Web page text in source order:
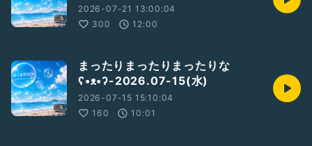
#女性トーカー
#みんな仲良く
#ひとり語り
#初心者ようこそ
#初見さん歓迎
#新人さんいらっしゃい
2026-07-21 13:00:04
300
12:00
まったりまったりまったりな
ʕ•ᴥ•ʔ-2026.07-15(水)
2026-07-15 15:10:04
160
10:01